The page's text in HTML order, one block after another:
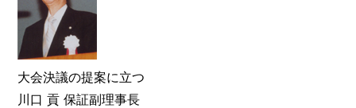
大会決議の提案に立つ
川口 貢 保証副理事長